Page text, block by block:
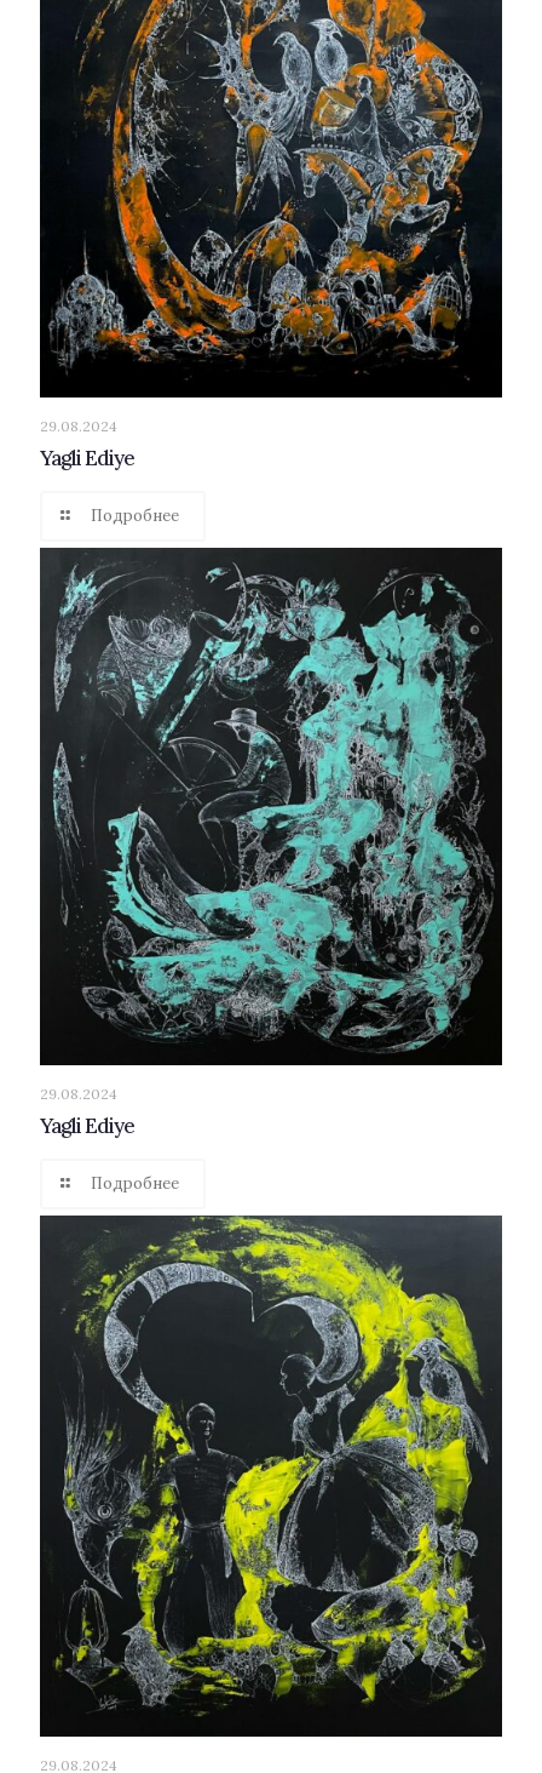
29.08.2024
Yagli Ediye
Подробнее
29.08.2024
Yagli Ediye
Подробнее
29.08.2024